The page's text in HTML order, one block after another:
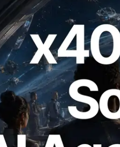
com suporte a
agentes de IA
pelas APIs de que